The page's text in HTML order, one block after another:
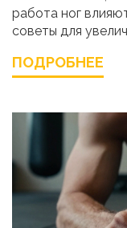
работа ног
советы для
ПОДРОБНЕЕ